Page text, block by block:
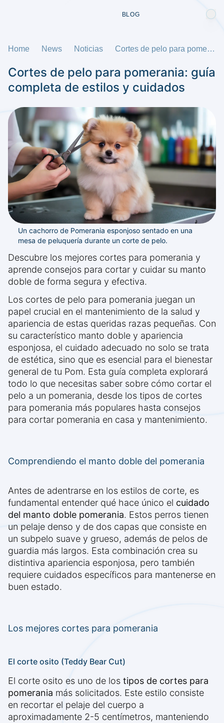
BLOG
Home News Noticias Cortes de pelo para pomerania: guía completa de estilos y cuidados
Cortes de pelo para pomerania: guía
completa de estilos y cuidados
Un cachorro de Pomerania esponjoso sentado en una
mesa de peluquería durante un corte de pelo.
Descubre los mejores cortes para pomerania y
aprende consejos para cortar y cuidar su manto
doble de forma segura y efectiva.
Los cortes de pelo para pomerania juegan un
papel crucial en el mantenimiento de la salud y
apariencia de estas queridas razas pequeñas. Con
su característico manto doble y apariencia
esponjosa, el cuidado adecuado no solo se trata
de estética, sino que es esencial para el bienestar
general de tu Pom. Esta guía completa explorará
todo lo que necesitas saber sobre cómo cortar el
pelo a un pomerania, desde los tipos de cortes
para pomerania más populares hasta consejos
para cortar pomerania en casa y mantenimiento.
Comprendiendo el manto doble del pomerania
Antes de adentrarse en los estilos de corte, es
fundamental entender qué hace único el cuidado
del manto doble pomerania. Estos perros tienen
un pelaje denso y de dos capas que consiste en
un subpelo suave y grueso, además de pelos de
guardia más largos. Esta combinación crea su
distintiva apariencia esponjosa, pero también
requiere cuidados específicos para mantenerse en
buen estado.
Los mejores cortes para pomerania
El corte osito (Teddy Bear Cut)
El corte osito es uno de los tipos de cortes para
pomerania más solicitados. Este estilo consiste
en recortar el pelaje del cuerpo a
aproximadamente 2-5 centímetros, manteniendo